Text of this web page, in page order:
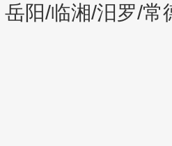
岳阳/临湘/汨罗/常